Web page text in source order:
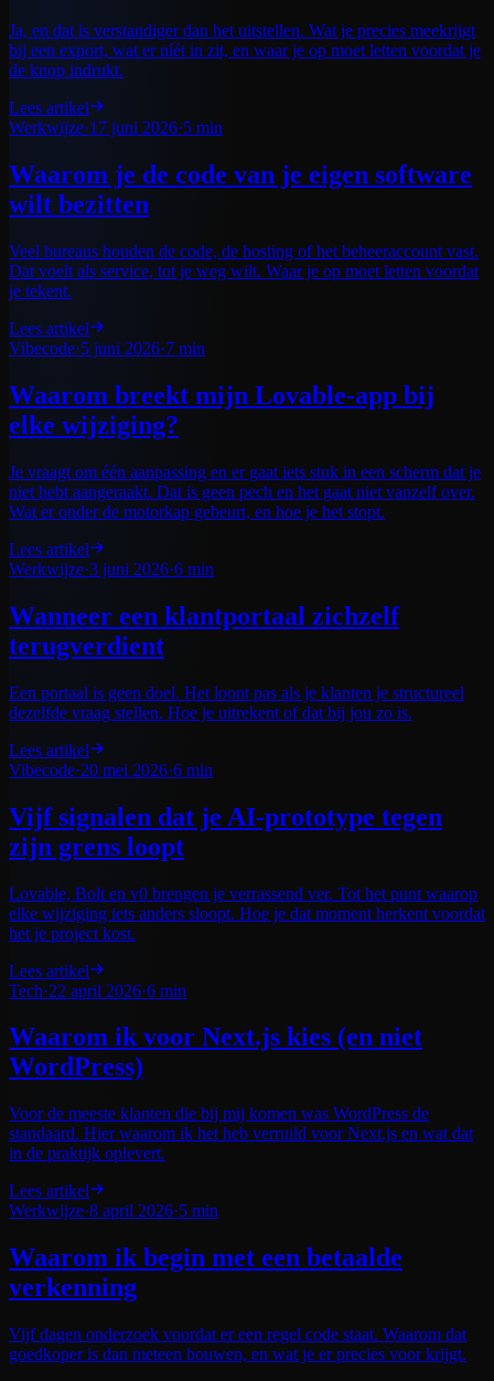
Ja, en dat is verstandiger dan het uitstellen. Wat je precies meekrijgt
bij een export, wat er níét in zit, en waar je op moet letten voordat je
de knop indrukt.
Lees artikel
Werkwijze·17 juni 2026·5 min
Waarom je de code van je eigen software
wilt bezitten
Veel bureaus houden de code, de hosting of het beheeraccount vast.
Dat voelt als service, tot je weg wilt. Waar je op moet letten voordat
je tekent.
Lees artikel
Vibecode·5 juni 2026·7 min
Waarom breekt mijn Lovable-app bij
elke wijziging?
Je vraagt om één aanpassing en er gaat iets stuk in een scherm dat je
niet hebt aangeraakt. Dat is geen pech en het gaat niet vanzelf over.
Wat er onder de motorkap gebeurt, en hoe je het stopt.
Lees artikel
Werkwijze·3 juni 2026·6 min
Wanneer een klantportaal zichzelf
terugverdient
Een portaal is geen doel. Het loont pas als je klanten je structureel
dezelfde vraag stellen. Hoe je uitrekent of dat bij jou zo is.
Lees artikel
Vibecode·20 mei 2026·6 min
Vijf signalen dat je AI-prototype tegen
zijn grens loopt
Lovable, Bolt en v0 brengen je verrassend ver. Tot het punt waarop
elke wijziging iets anders sloopt. Hoe je dat moment herkent voordat
het je project kost.
Lees artikel
Tech·22 april 2026·6 min
Waarom ik voor Next.js kies (en niet
WordPress)
Voor de meeste klanten die bij mij komen was WordPress de
standaard. Hier waarom ik het heb verruild voor Next.js en wat dat
in de praktijk oplevert.
Lees artikel
Werkwijze·8 april 2026·5 min
Waarom ik begin met een betaalde
verkenning
Vijf dagen onderzoek voordat er een regel code staat. Waarom dat
goedkoper is dan meteen bouwen, en wat je er precies voor krijgt.